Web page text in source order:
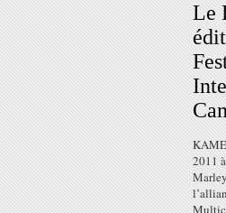
Le
2011